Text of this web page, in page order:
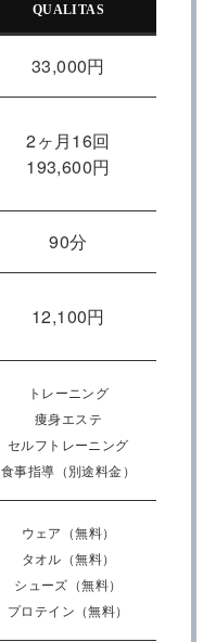
QUALITAS
33,000円
2ヶ月16回
193,600円
90分
12,100円
トレーニング
痩身エステ
セルフトレーニング
食事指導（別途料金）
ウェア（無料）
タオル（無料）
シューズ（無料）
プロテイン（無料）